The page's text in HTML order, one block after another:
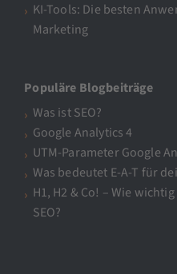
KI-Tools: Die besten
Marketing
Populäre Blogbeiträge
Was ist SEO?
Google Analytics 4
UTM-Parameter Google
Was bedeutet E-A-T für
H1, H2 & Co! – Wie
SEO?